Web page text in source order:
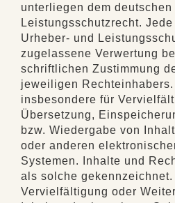
unterliegen dem deutschen
Leistungsschutzrecht.
Urheber- und
zugelassene Verwertung
schriftlichen Zustimmung
jeweiligen
insbesondere für
Übersetzung,
bzw. Wiedergabe von
oder anderen
Systemen. Inhalte und
als solche
Vervielfältigung oder